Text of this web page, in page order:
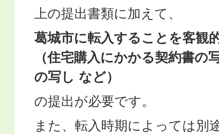
上の提出書類に加えて、
葛城市に転入することを客観
（住宅購入にかかる契約書の
の写し など）
の提出が必要です。
また、転入時期によっては別